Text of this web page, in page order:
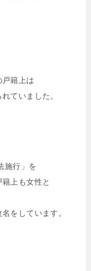
籍上は
ていました。
施行」を
上も女性と
をしています。